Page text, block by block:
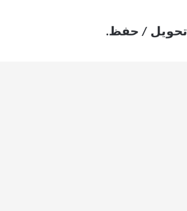
تحويل / حفظ.